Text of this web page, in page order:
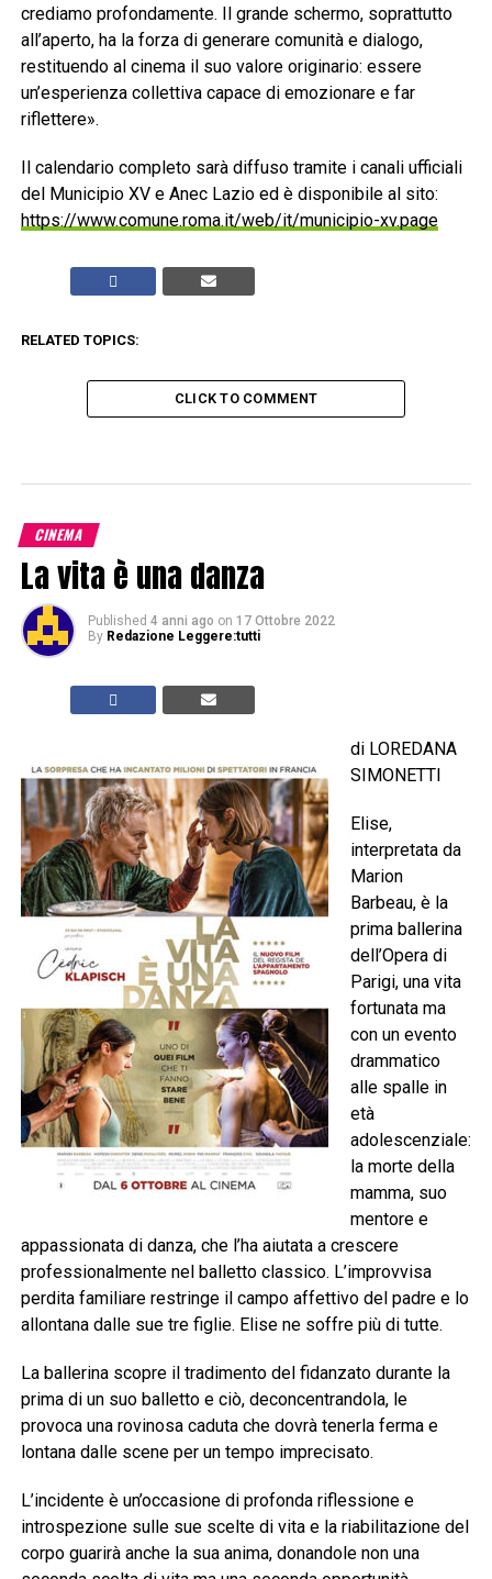
crediamo profondamente. Il grande schermo, soprattutto
all’aperto, ha la forza di generare comunità e dialogo,
restituendo al cinema il suo valore originario: essere
un’esperienza collettiva capace di emozionare e far
riflettere».
Il calendario completo sarà diffuso tramite i canali ufficiali
del Municipio XV e Anec Lazio ed è disponibile al sito:
https://www.comune.roma.it/web/it/municipio-xv.page
RELATED TOPICS:
CLICK TO COMMENT
CINEMA
La vita è una danza
Published 4 anni ago on 17 Ottobre 2022
By Redazione Leggere:tutti
di LOREDANA
SIMONETTI
Elise,
interpretata da
Marion
Barbeau, è la
prima ballerina
dell’Opera di
Parigi, una vita
fortunata ma
con un evento
drammatico
alle spalle in
età
adolescenziale:
la morte della
mamma, suo
mentore e
appassionata di danza, che l’ha aiutata a crescere
professionalmente nel balletto classico. L’improvvisa
perdita familiare restringe il campo affettivo del padre e lo
allontana dalle sue tre figlie. Elise ne soffre più di tutte.
La ballerina scopre il tradimento del fidanzato durante la
prima di un suo balletto e ciò, deconcentrandola, le
provoca una rovinosa caduta che dovrà tenerla ferma e
lontana dalle scene per un tempo imprecisato.
L’incidente è un’occasione di profonda riflessione e
introspezione sulle sue scelte di vita e la riabilitazione del
corpo guarirà anche la sua anima, donandole non una